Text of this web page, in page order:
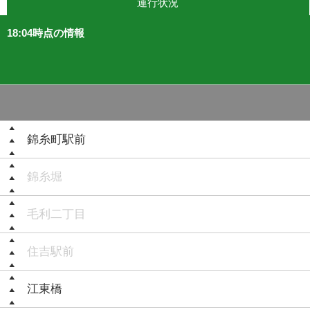
運行状況
18:04時点の情報
錦糸町駅前
錦糸堀
毛利二丁目
住吉駅前
江東橋